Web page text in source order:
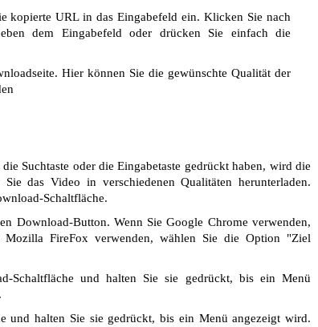
kopierte URL in das Eingabefeld ein. Klicken Sie nach
dem Eingabefeld oder drücken Sie einfach die
Hier können Sie die gewünschte Qualität der
Suchtaste oder die Eingabetaste gedrückt haben, wird die
das Video in verschiedenen Qualitäten herunterladen.
Schaltfläche.
Download-Button. Wenn Sie Google Chrome verwenden,
FireFox verwenden, wählen Sie die Option "Ziel
Schaltfläche und halten Sie sie gedrückt, bis ein Menü
und halten Sie sie gedrückt, bis ein Menü angezeigt wird.